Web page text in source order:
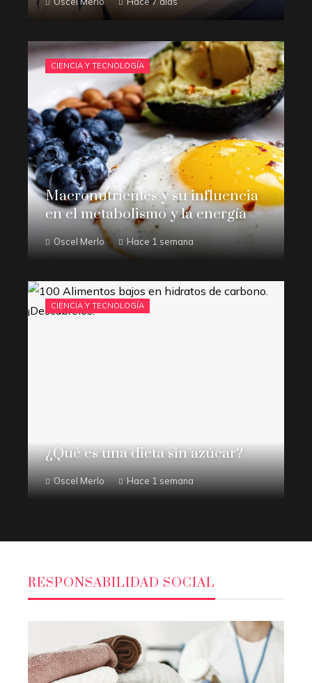
CIENCIA Y TECNOLOGÍA
Macronutrientes y su influencia
en el metabolismo y la energía
Oscel Merlo Hace 1 semana
CIENCIA Y TECNOLOGÍA
¿Qué es una dieta sin azúcar?
Oscel Merlo Hace 1 semana
RESPONSABILIDAD SOCIAL